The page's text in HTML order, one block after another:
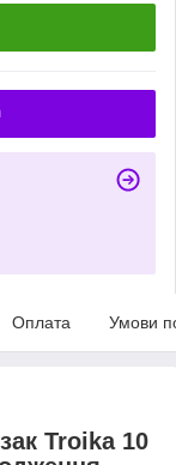
Оплата Умови
Troika 10